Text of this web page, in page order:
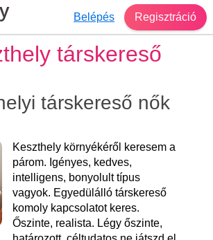
Belépés Regisztráció
társkereső
társkereső nők
Keszthely környékéről keresem a
párom. Igényes, kedves,
intelligens, bonyolult típus
vagyok. Egyedülálló társkereső
komoly kapcsolatot keres.
Őszinte, realista. Légy őszinte,